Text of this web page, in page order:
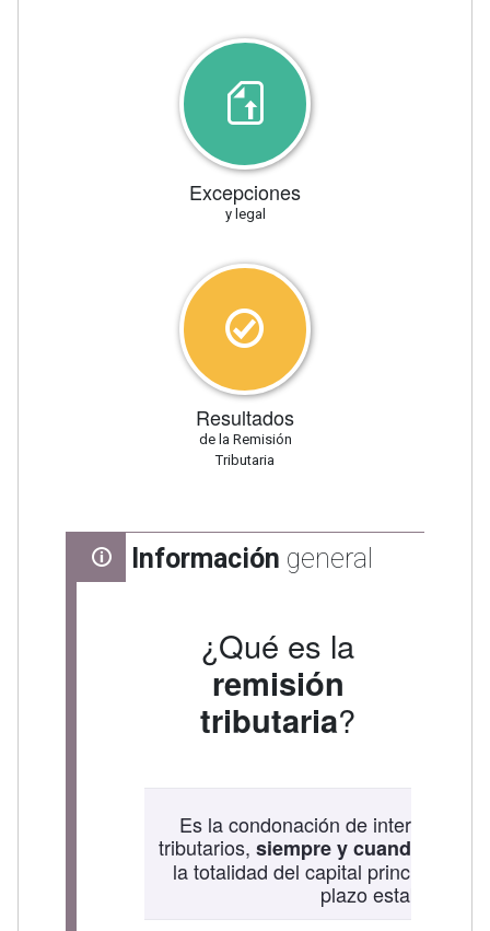
Excepciones
y legal
Resultados
de la Remisión
Tributaria
Información general
¿Qué es la
remisión
tributaria?
Es la condonación de intereses,
tributarios, siempre y cuando
la totalidad del capital principal
plazo establecido.